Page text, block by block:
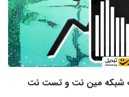
شبکه مین نت و تست نت